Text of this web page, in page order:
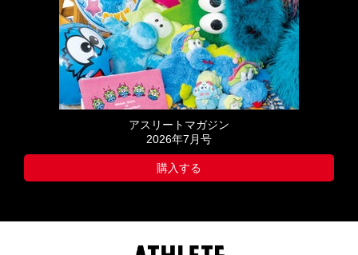
アスリートマガジン
2026年7月号
購入する